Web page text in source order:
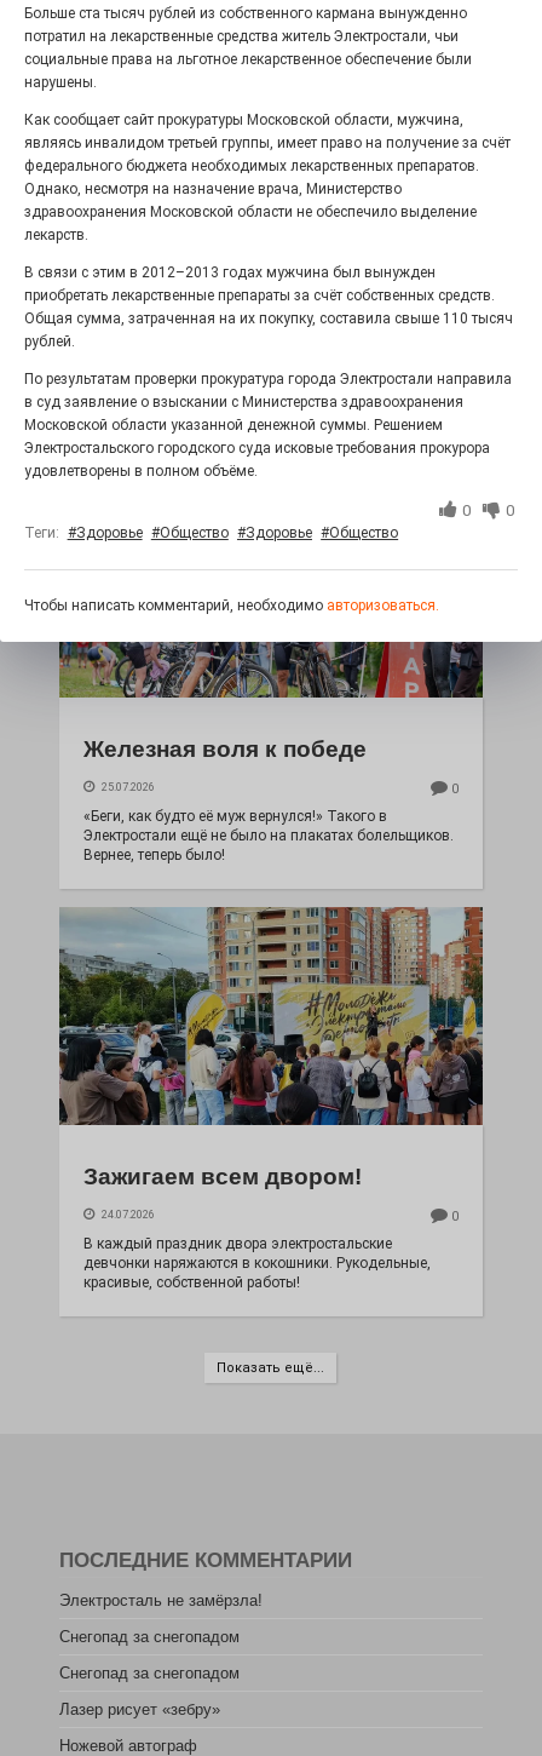
«С ними дядька Черномор»
26.07.2026 0
Гордость за ордена! Заводская улица Горького
меняет облик.
Железная воля к победе
25.07.2026 0
«Беги, как будто её муж вернулся!» Такого в
Электростали ещё не было на плакатах болельщиков.
Вернее, теперь было!
Зажигаем всем двором!
24.07.2026 0
В каждый праздник двора электростальские
девчонки наряжаются в кокошники. Рукодельные,
красивые, собственной работы!
Показать ещё...
Больше ста тысяч рублей из собственного кармана вынужденно
потратил на лекарственные средства житель Электростали, чьи
социальные права на льготное лекарственное обеспечение были
нарушены.
Как сообщает сайт прокуратуры Московской области, мужчина,
являясь инвалидом третьей группы, имеет право на получение за счёт
федерального бюджета необходимых лекарственных препаратов.
Однако, несмотря на назначение врача, Министерство
здравоохранения Московской области не обеспечило выделение
лекарств.
В связи с этим в 2012–2013 годах мужчина был вынужден
приобретать лекарственные препараты за счёт собственных средств.
Общая сумма, затраченная на их покупку, составила свыше 110 тысяч
рублей.
По результатам проверки прокуратура города Электростали направила
в суд заявление о взыскании с Министерства здравоохранения
Московской области указанной денежной суммы. Решением
Электростальского городского суда исковые требования прокурора
удовлетворены в полном объёме.
0 0
Теги: #Здоровье #Общество #Здоровье #Общество
Чтобы написать комментарий, необходимо авторизоваться.
ПОСЛЕДНИЕ КОММЕНТАРИИ
Электросталь не замёрзла!
Снегопад за снегопадом
Снегопад за снегопадом
Лазер рисует «зебру»
Ножевой автограф